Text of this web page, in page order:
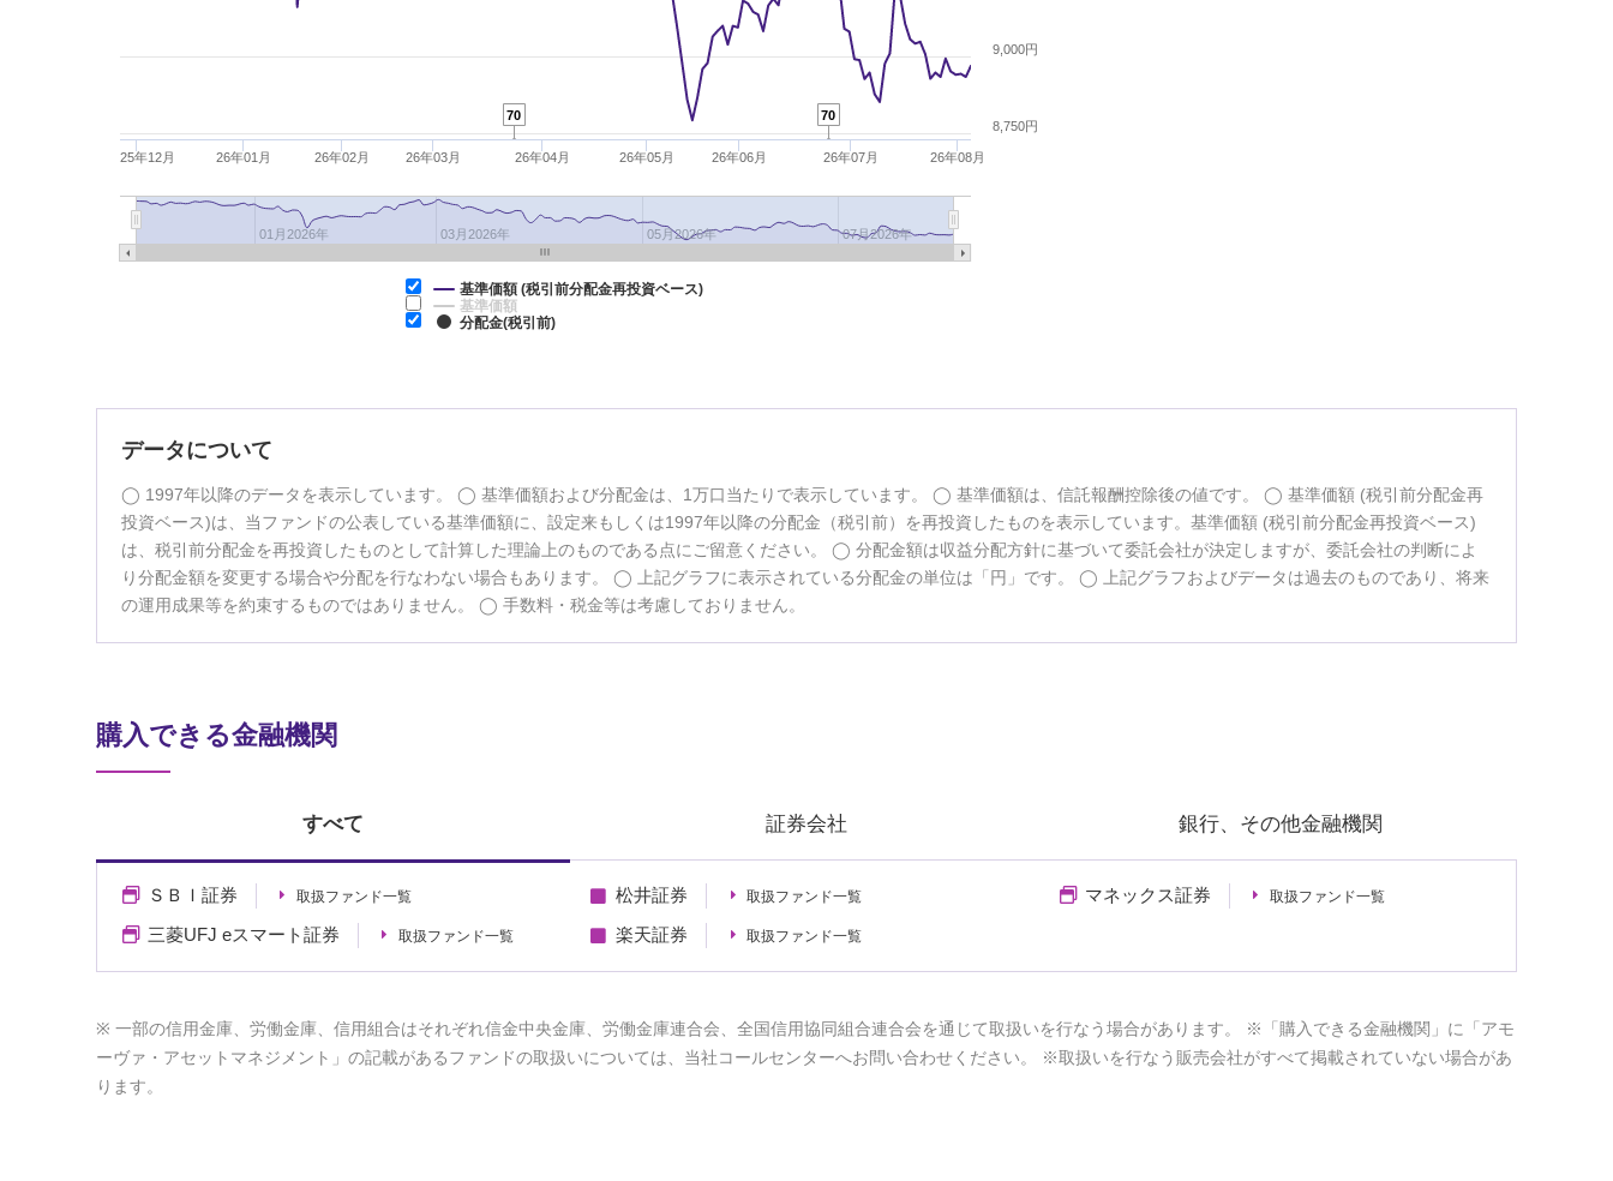
70
70
25年12月 26年01月 26年02月 26年03月 26年04月 26年05月 26年06月 26年07月 26年08月
01月2026年 03月2026年 05月2026年 07月2026年
9,000円
8,750円
基準価額 (税引前分配金再投資ベース)
基準価額
分配金(税引前)
データについて
1997年以降のデータを表示しています。 基準価額および分配金は、1万口当たりで表示しています。 基準価額は、信託報酬控除後の値です。
基準価額 (税引前分配金再
投資ベース)は、当ファンドの公表している基準価額に、設定来もしくは1997年以降の分配金（税引前）を再投資したものを表示しています。基準価額 (税引前分配金再投資ベース)
は、税引前分配金を再投資したものとして計算した理論上のものである点にご留意ください。
分配金額は収益分配方針に基づいて委託会社が決定しますが、委託会社の判断によ
り分配金額を変更する場合や分配を行なわない場合もあります。
上記グラフに表示されている分配金の単位は「円」です。
上記グラフおよびデータは過去のものであり、将来
の運用成果等を約束するものではありません。
手数料・税金等は考慮しておりません。
購入できる金融機関
すべて 証券会社 銀行、その他金融機関
ＳＢＩ証券 取扱ファンド一覧 松井証券 取扱ファンド一覧 マネックス証券 取扱ファンド一覧
三菱UFJ eスマート証券 取扱ファンド一覧 楽天証券 取扱ファンド一覧
一部の信用金庫、労働金庫、信用組合はそれぞれ信金中央金庫、労働金庫連合会、全国信用協同組合連合会を通じて取扱いを行なう場合があります。 ※「購入できる金融機関」に「アモ
ーヴァ・アセットマネジメント」の記載があるファンドの取扱いについては、当社コールセンターへお問い合わせください。 ※取扱いを行なう販売会社がすべて掲載されていない場合があ
ります。